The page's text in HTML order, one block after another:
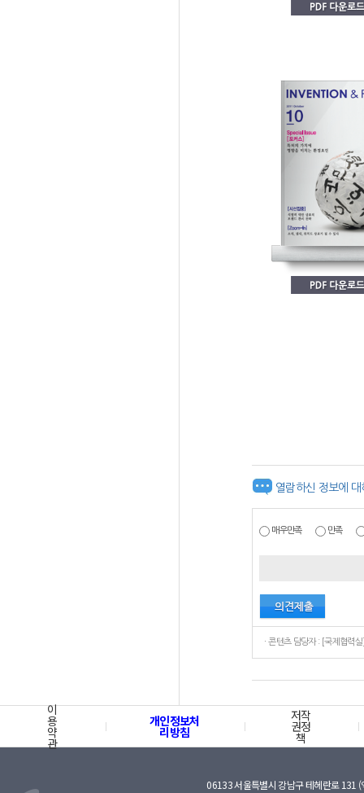
열람하신 정보에
매우만족 만족
이
용
약
관
개인정보처
리방침
저작
권정
책
06133 서울특별시 강남구 테헤란로 131 (